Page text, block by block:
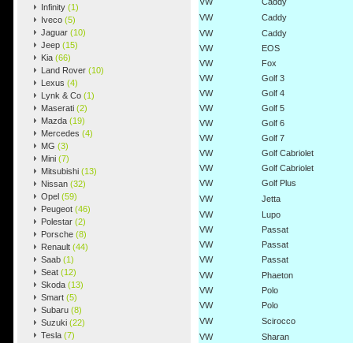
Infinity (1)
Iveco (5)
Jaguar (10)
Jeep (15)
Kia (66)
Land Rover (10)
Lexus (4)
Lynk & Co (1)
Maserati (2)
Mazda (19)
Mercedes (4)
MG (3)
Mini (7)
Mitsubishi (13)
Nissan (32)
Opel (59)
Peugeot (46)
Polestar (2)
Porsche (8)
Renault (44)
Saab (1)
Seat (12)
Skoda (13)
Smart (5)
Subaru (8)
Suzuki (22)
Tesla (7)
VW
Caddy
VW
Caddy
VW
EOS
VW
Fox
VW
Golf 3
VW
Golf 4
VW
Golf 5
VW
Golf 6
VW
Golf 7
VW
Golf Cabriolet
VW
Golf Cabriolet
VW
Golf Plus
VW
Jetta
VW
Lupo
VW
Passat
VW
Passat
VW
Passat
VW
Phaeton
VW
Polo
VW
Polo
VW
Scirocco
VW
Sharan